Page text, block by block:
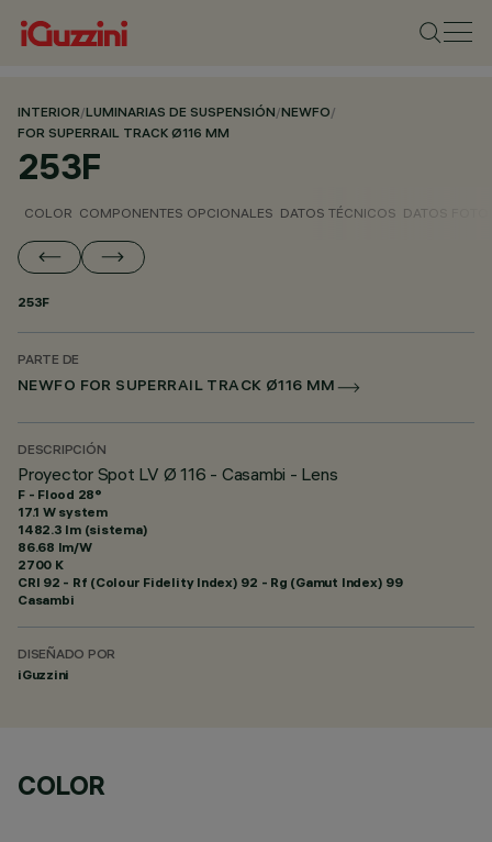
INTERIOR/LUMINARIAS DE SUSPENSIÓN/NEWFO/
FOR SUPERRAIL TRACK Ø116 MM
253F
COLOR COMPONENTES OPCIONALES DATOS TÉCNICOS DATOS
253F
PARTE DE
NEWFO FOR SUPERRAIL TRACK Ø116 MM
DESCRIPCIÓN
Proyector Spot LV Ø 116 - Casambi - Lens
F - Flood 28°
17.1 W system
1482.3 lm (sistema)
86.68 lm/W
2700 K
CRI 92 - Rf (Colour Fidelity Index) 92 - Rg (Gamut Index) 99
Casambi
DISEÑADO POR
iGuzzini
COLOR